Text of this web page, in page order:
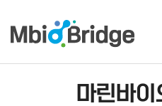
마린바